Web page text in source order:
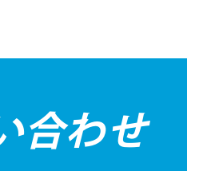
合わせ